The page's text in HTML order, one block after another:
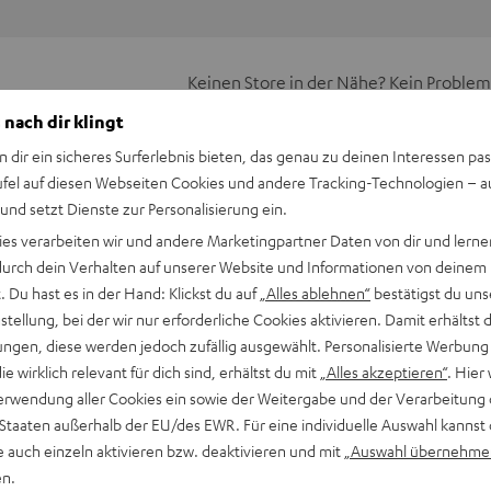
Keinen Store in der Nähe? Kein
T 1000 SW
abgeschirmte Subwoofer T 1000 SW garantiert sowohl
Effekten im Heimkino eine beeindruckend tiefe, stets
nach dir klingt
dir ein sicheres Surferlebnis bieten, das genau zu deinen Interessen
auf diesen Webseiten Cookies und andere Tracking-Technologien –
setzt Dienste zur Personalisierung ein.
verarbeiten wir und andere Marketingpartner Daten von dir und
dein Verhalten auf unserer Website und Informationen von deinem
Du hast es in der Hand: Klickst du auf „Alles ablehnen“ bestätigst du
bei der wir nur erforderliche Cookies aktivieren. Damit erhältst
diese werden jedoch zufällig ausgewählt. Personalisierte
wirklich relevant für dich sind, erhältst du mit „Alles akzeptieren“. Hier
aller Cookies ein sowie der Weitergabe und der Verarbeitung
außerhalb der EU/des EWR. Für eine individuelle Auswahl kannst
auch einzeln aktivieren bzw. deaktivieren und mit „Auswahl